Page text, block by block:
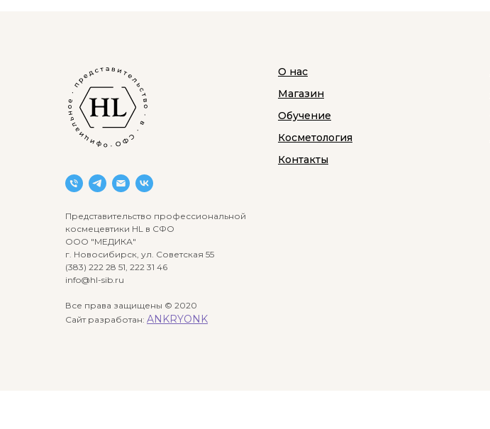
Представительство профессиональной
космецевтики HL в СФО
ООО "МЕДИКА"
г. Новосибирск, ул. Советская 55
(383) 222 28 51, 222 31 46
info@hl-sib.ru
Все права защищены © 2020
Сайт разработан: ANKRYONK
О нас
Магазин
Обучение
Косметология
Контакты